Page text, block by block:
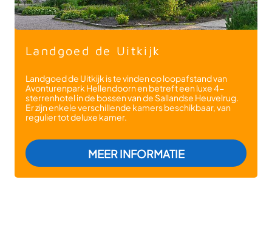
Landgoed de Uitkijk
Landgoed de Uitkijk is te vinden op loopafstand van
Avonturenpark Hellendoorn en betreft een luxe 4-
sterrenhotel in de bossen van de Sallandse Heuvelrug.
Er zijn enkele verschillende kamers beschikbaar, van
regulier tot deluxe kamer.
MEER INFORMATIE: LANDGOED DE